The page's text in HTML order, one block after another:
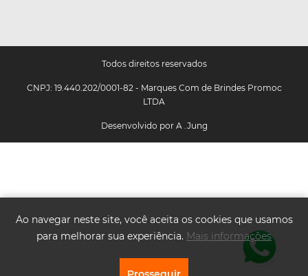
Ao navegar neste site, você aceita os cookies que usamos
para melhorar sua experiência. Mais informações
Todos direitos reservados
CNPJ: 19.440.202/0001-82 - Marques Com de Brindes Promoc
LTDA
Desenvolvido por A .Jung